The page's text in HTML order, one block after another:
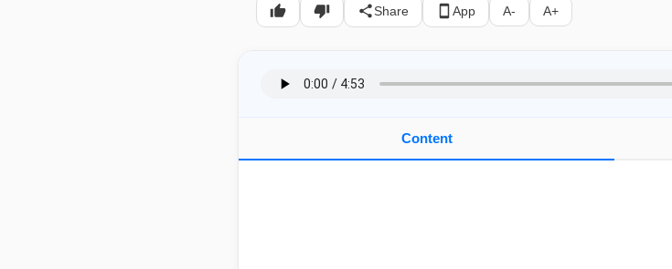
Share App A- A+
Content